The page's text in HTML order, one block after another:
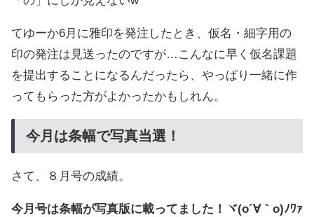
てゆーか6月に雅印を発注したとき、仮名・細字用の
印の発注は見送ったのですが…こんなに早く仮名課題
を提出することになるんだったら、やっぱり一緒に作
ってもらった方がよかったかもしれん。
今月は条幅で写真当選！
さて、８月号の成績。
今月号は条幅が写真版に載ってました！ヾ(o´∀｀o)ﾉﾜｧ